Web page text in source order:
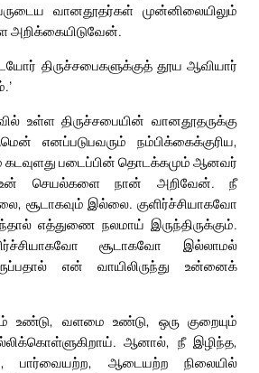
வானதூதர்கள் முன்னிலையிலும்
திருச்சபைகளுக்குத் தூய ஆவியார்
உள்ள திருச்சபையின் வானதூதருக்கு
எனப்படுபவரும் நம்பிக்கைக்குரிய,
கடவுளது படைப்பின் தொடக்கமும் ஆனவர்
உன் செயல்களை நான் அறிவேன். நீ
சூடாகவும் இல்லை. குளிர்ச்சியாகவோ
எத்துணை நலமாய் இருந்திருக்கும்.
சூடாகவோ இல்லாமல்
என் வாயிலிருந்து உன்னைக்
உண்டு, வளமை உண்டு, ஒரு குறையும்
ஆனால், நீ இழிந்த,
பார்வையற்ற, ஆடையற்ற நிலையில்